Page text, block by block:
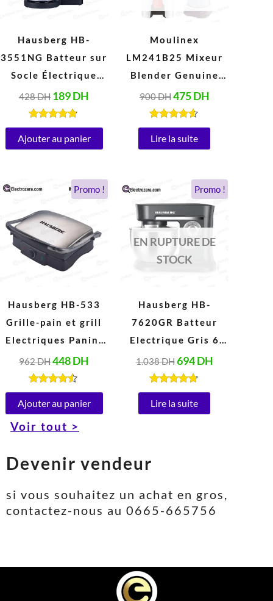
Hausberg HB-
3551NG Batteur sur
Socle Électrique
avec Bol 2 Litres
Inox (250W, 220V-
240V, 50/60Hz)
428DH 189DH
Note
4.67
sur 5
Ajouter au panier
Moulinex
LM241B25 Mixeur
Blender Genuine
1,75 Litres (500W,
220V, Blanc)
900DH475DH
Note
4.47
Lire la suite
Promo !
Hausberg HB-533
Grille-pain et grill
Electriques Panini
en acier Inoxydable
Peut ouvrir à 180°
(1850-2200W, 220-
240V)
962DH
prix
initial
était :
962 DH.
448DH
Le
prix
est :
448 DH.
Note
4.40
sur 5
Ajouter au panier
Promo !
EN RUPTURE DE
STOCK
Hausberg HB-
7620GR Batteur
Electrique Gris 6
Vitesses 5 Litres
(1000W)
1.038DH
prix
initial
était :
1.038 DH.
694DH
Le
prix
actuel
est :
694 DH.
Note
4.67
Lire la suite
Voir tout >
Devenir vendeur
si vous souhaitez un achat en gros,
contactez-nous au 0665-665756